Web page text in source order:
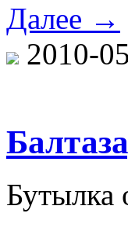
Далее →
2010-
Бутылка